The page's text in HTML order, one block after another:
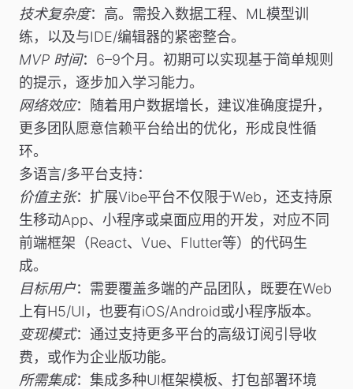
技术复杂度：高。需投入数据工程、ML模型训
练，以及与IDE/编辑器的紧密整合。
MVP 时间：6–9个月。初期可以实现基于简单规则
的提示，逐步加入学习能力。
网络效应：随着用户数据增长，建议准确度提升，
更多团队愿意信赖平台给出的优化，形成良性循
环。
多语言/多平台支持：
价值主张：扩展Vibe平台不仅限于Web，还支持原
生移动App、小程序或桌面应用的开发，对应不同
前端框架（React、Vue、Flutter等）的代码生
成。
目标用户：需要覆盖多端的产品团队，既要在Web
上有H5/UI，也要有iOS/Android或小程序版本。
变现模式：通过支持更多平台的高级订阅引导收
费，或作为企业版功能。
所需集成：集成多种UI框架模板、打包部署环境